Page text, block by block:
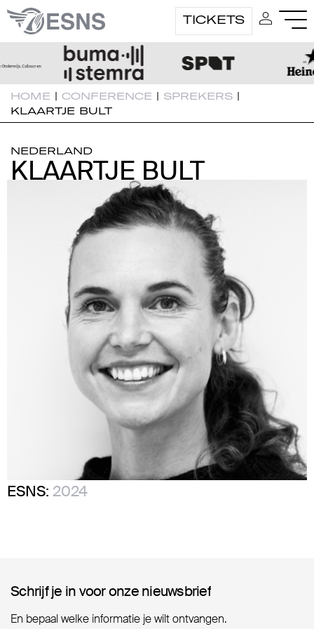
TICKETS
HOME | CONFERENCE | SPREKERS |
KLAARTJE BULT
NEDERLAND
KLAARTJE BULT
KLAARTJE BULT
ESNS: 2024
Schrijf je in voor onze nieuwsbrief
Schrijf je in voor onze nieuwsbrief
En bepaal welke informatie je wilt ontvangen.